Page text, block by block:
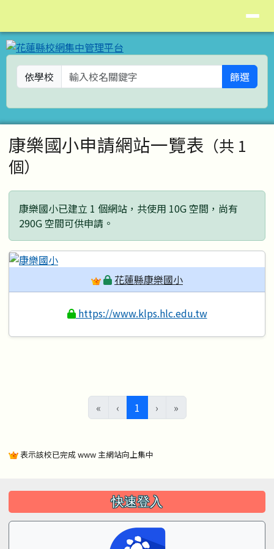
依學校 篩選
主內容區域
康樂國小申請網站一覽表 （共 1
個）
康樂國小已建立 1 個網站，共使用 10G 空間，尚有
290G 空間可供申請。
花蓮縣康樂國小
https://www.klps.hlc.edu.tw
« ‹ 1 (目前頁次)
› »
表示該校已完成 www 主網站向上集中
左邊區域內容 快速登入
頁尾區域